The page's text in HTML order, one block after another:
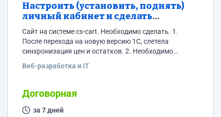
Настроить (установить, поднять)
личный кабинет и сделать
интеграцию с 1С УТ 11
Сайт на системе cs-cart. Необходимо сделать. 1.
После перехода на новую версию 1С, слетела
синхронизация цен и остатков. 2. Необходимо
автоматического выставления счетов для
при вводе первых трех символов выпадал список
товаров. Возможно личный кабинет уже есть и его
надо настроить, возможно это делается установкой
Веб-разработка и IT
Договорная
за 7 дней